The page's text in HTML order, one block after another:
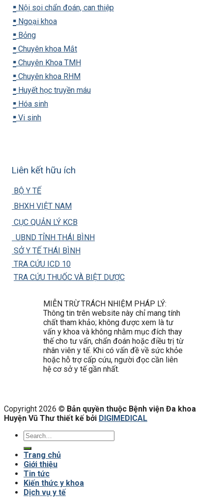
▪️ Nội soi chẩn đoán, can thiệp
▪️ Ngoại khoa
▪️ Bỏng
▪️ Chuyên khoa Mắt
▪️ Chuyên Khoa TMH
▪️ Chuyên khoa RHM
▪️ Huyết học truyền máu
▪️ Hóa sinh
▪️ Vi sinh
Liên kết hữu ích
BỘ Y TẾ
BHXH VIỆT NAM
CỤC QUẢN LÝ KCB
UBND TỈNH THÁI BÌNH
SỞ Y TẾ THÁI BÌNH
TRA CỨU ICD 10
TRA CỨU THUỐC VÀ BIỆT DƯỢC
MIỄN TRỪ TRÁCH NHIỆM PHÁP LÝ:
Thông tin trên website này chỉ mang tính
chất tham khảo; không được xem là tư
vấn y khoa và không nhằm mục đích thay
thế cho tư vấn, chẩn đoán hoặc điều trị từ
nhân viên y tế. Khi có vấn đề về sức khỏe
hoặc hỗ trợ cấp cứu, người đọc cần liên
hệ cơ sở y tế gần nhất.
Copyright 2026 © Bản quyền thuộc Bệnh viện Đa khoa
Huyện Vũ Thư thiết kế bởi DIGIMEDICAL
Trang chủ
Giới thiệu
Tin tức
Kiến thức y khoa
Dịch vụ y tế